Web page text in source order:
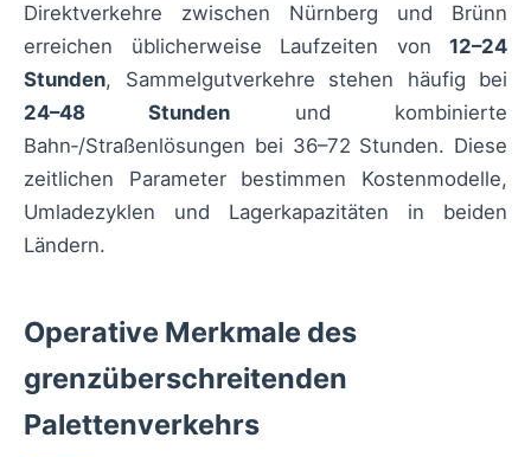
Direktverkehre zwischen Nürnberg und Brünn
erreichen üblicherweise Laufzeiten von 12–24
Stunden, Sammelgutverkehre stehen häufig bei
24–48 Stunden und kombinierte
Bahn‑/Straßenlösungen bei 36–72 Stunden. Diese
zeitlichen Parameter bestimmen Kostenmodelle,
Umladezyklen und Lagerkapazitäten in beiden
Ländern.
Operative Merkmale des
grenzüberschreitenden
Palettenverkehrs